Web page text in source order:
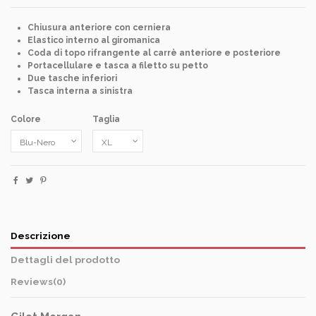
Chiusura anteriore con cerniera
Elastico interno al giromanica
Coda di topo rifrangente al carrè anteriore e posteriore
Portacellulare e tasca a filetto su petto
Due tasche inferiori
Tasca interna a sinistra
Colore Taglia
Descrizione
Dettagli del prodotto
Reviews(0)